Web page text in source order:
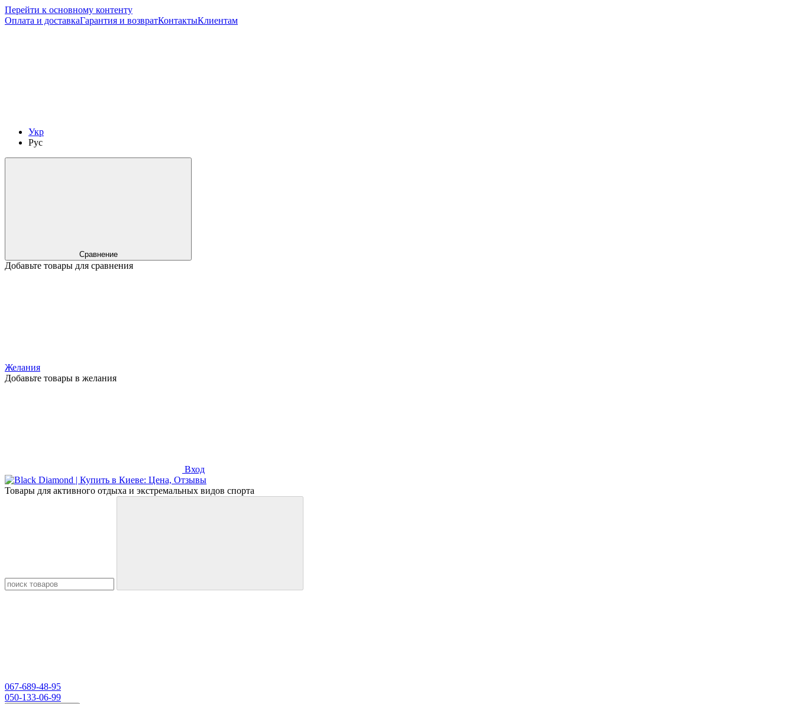
Перейти к основному контенту
Оплата и доставкаГарантия и возвратКонтактыКлиентам
Укр
Рус
Сравнение
Добавьте товары для сравнения
Желания
Добавьте товары в желания
Вход
Товары для активного отдыха и экстремальных видов спорта
067-689-48-95
050-133-06-99